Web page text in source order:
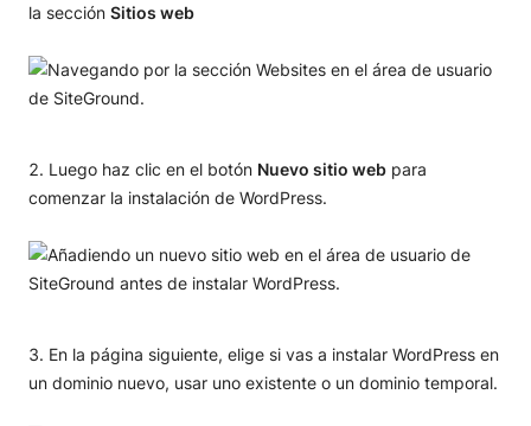
la sección Sitios web
Luego haz clic en el botón Nuevo sitio web para
comenzar la instalación de WordPress.
En la página siguiente, elige si vas a instalar WordPress en
un dominio nuevo, usar uno existente o un dominio temporal.